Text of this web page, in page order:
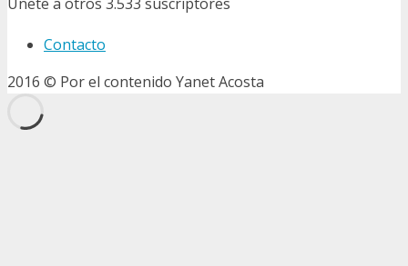
Contacto
2016 © Por el contenido Yanet Acosta